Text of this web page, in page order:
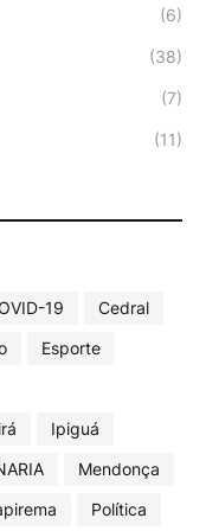
(6)
(38)
(7)
(11)
19
Cedral
Esporte
Ipiguá
Mendonça
Política